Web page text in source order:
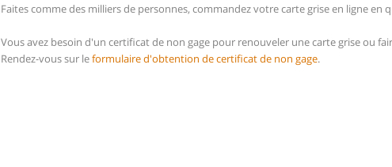
Faites comme des milliers de personnes, commandez votre carte grise en ligne en
Vous avez besoin d'un certificat de non gage pour renouveler une carte grise ou
Rendez-vous sur leformulaire d'obtention de certificat de non gage.